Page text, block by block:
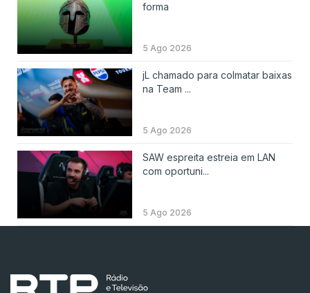
forma
5 Ago 2026
jL chamado para colmatar baixas
na Team ...
5 Ago 2026
SAW espreita estreia em LAN
com oportuni...
5 Ago 2026